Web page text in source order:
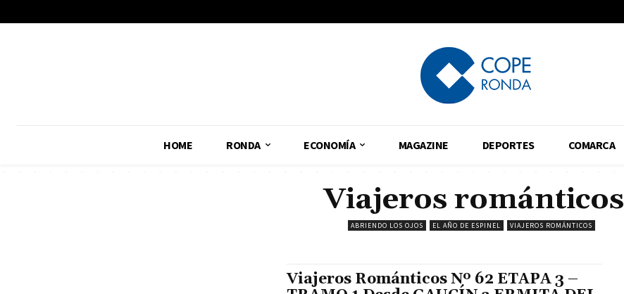
HOME RONDA ECONOMÍA MAGAZINE DEPORTES COMARCA
Viajeros románticos
ABRIENDO LOS OJOS EL AÑO DE ESPINEL VIAJEROS ROMÁNTICOS
Viajeros Románticos Nº 62 ETAPA 3 –